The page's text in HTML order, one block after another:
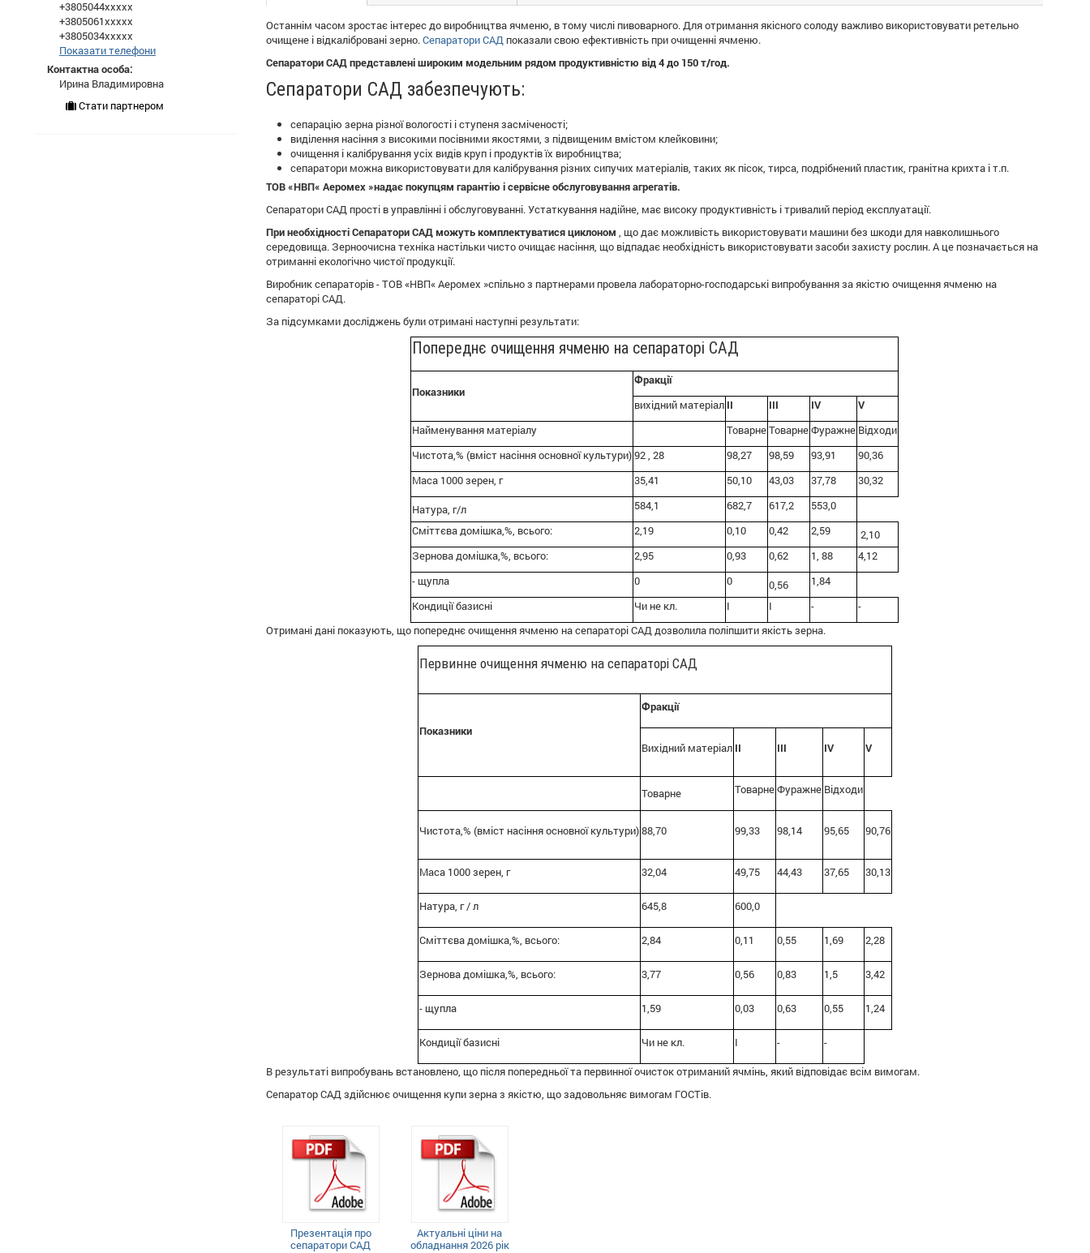
Останнім часом зростає інтерес до виробництва ячменю, в тому числі пивоварного. Для отримання якісного солоду важливо використовувати ретельно
очищене і відкалібровані зерно.Сепаратори САД показали свою ефективність при очищенні ячменю.
Сепаратори САД представлені широким модельним рядом продуктивністю від 4 до 150 т/год.
Сепаратори САД забезпечують:
сепарацію зерна різної вологості і ступеня засміченості;
виділення насіння з високими посівними якостями, з підвищеним вмістом клейковини;
очищення і калібрування усіх видів круп і продуктів їх виробництва;
сепаратори можна використовувати для калібрування різних сипучих матеріалів, таких як пісок, тирса, подрібнений пластик, гранітна крихта і т.п.
ТОВ «НВП« Аеромех »надає покупцям гарантію і сервісне обслуговування агрегатів.
Сепаратори САД прості в управлінні і обслуговуванні. Устаткування надійне, має високу продуктивність і тривалий період експлуатації.
При необхідності Сепаратори САД можуть комплектуватися циклоном , що дає можливість використовувати машини без шкоди для навколишнього
середовища. Зерноочисна техніка настільки чисто очищає насіння, що відпадає необхідність використовувати засоби захисту рослин. А це позначається на
отриманні екологічно чистої продукції.
Виробник сепараторів - ТОВ «НВП« Аеромех »спільно з партнерами провела лабораторно-господарські випробування за якістю очищення ячменю на
сепараторі САД.
За підсумками досліджень були отримані наступні результати:
Попереднє очищення ячменю на сепараторі САД
Показники
Фракції
вихідний матеріал II III IV
V
Найменування матеріалу
ТоварнеТоварнеФуражне Відходи
Чистота,% (вміст насіння основної культури)92 , 28 98,27 98,59 93,91
90,36
Маса 1000 зерен, г
35,41 50,10 43,03 37,78
30,32
Натура, г/л
584,1 682,7 617,2
553,0
Сміттєва домішка,%, всього:
2,19 0,10 0,42 2,59
2,10
Зернова домішка,%, всього:
2,95 0,93 0,62 1, 88
4,12
- щупла
0 0 0,56
1,84
Кондиції базисні
Чи не кл. I I -
-
Отримані дані показують, що попереднє очищення ячменю на сепараторі САД дозволила поліпшити якість зерна.
Первинне очищення ячменю на сепараторі САД
Показники
Фракції
Вихідний матеріал II III IV V
Товарне ТоварнеФуражне Відходи
Чистота,% (вміст насіння основної культури)88,70 99,33 98,14 95,65 90,76
Маса 1000 зерен, г 32,04 49,75 44,43 37,65 30,13
Натура, г / л 645,8 600,0
Сміттєва домішка,%, всього: 2,84 0,11 0,55 1,69 2,28
Зернова домішка,%, всього: 3,77 0,56 0,83 1,5 3,42
- щупла 1,59 0,03 0,63 0,55 1,24
Кондиції базисні Чи не кл. I -
-
В результаті випробувань встановлено, що після попередньої та первинної очисток отриманий ячмінь, який відповідає всім вимогам.
Сепаратор САД здійснює очищення купи зерна з якістю, що задовольняє вимогам ГОСТів.
Презентація про
сепаратори САД
Актуальні ціни на
обладнання 2026 рік
+3805044xxxxx
+3805061xxxxx
+3805034xxxxx
Показати телефони
Контактна особа:
Ирина Владимировна
Стати партнером